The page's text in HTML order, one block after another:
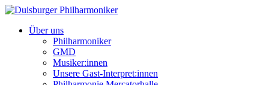
Über uns
Philharmoniker
GMD
Musiker:innen
Unsere Gast-Interpret:innen